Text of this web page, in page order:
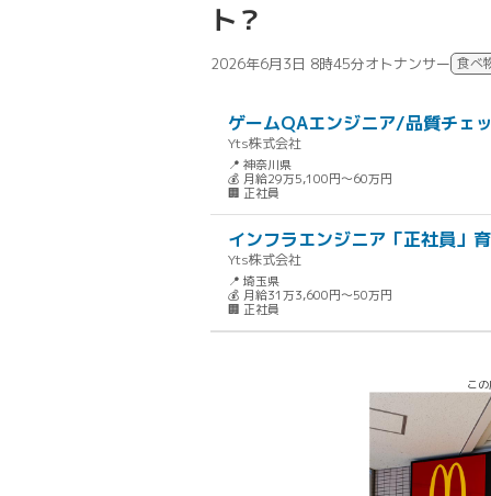
ト？
2026年6月3日 8時45分オトナンサー 食べ
ゲームQAエンジニア/品質チェ
Yts株式会社
📍 神奈川県
💰 月給29万5,100円～60万円
🏢 正社員
インフラエンジニア「正社員」
Yts株式会社
📍 埼玉県
💰 月給31万3,600円～50万円
🏢 正社員
こ